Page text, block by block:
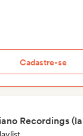
Cadastre-se
Recordings